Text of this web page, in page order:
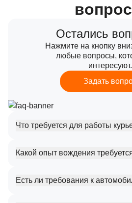
Остались
Нажмите на кнопку
любые вопросы,
интересуют.
Задать
Что требуется для работы
Какой опыт вождения
Есть ли требования к